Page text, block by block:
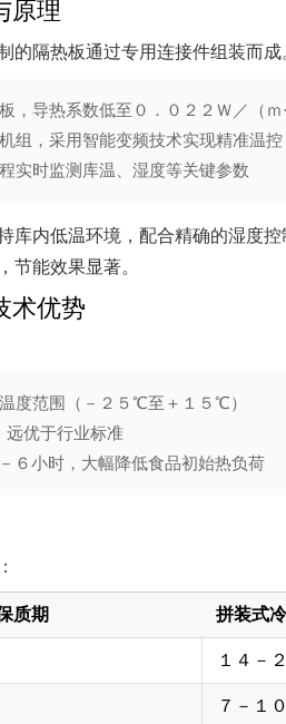
原理
的隔热板通过专用连接件组装而成
，导热系数低至０．０２２Ｗ／（
组，采用智能变频技术实现精准温控
实时监测库温、湿度等关键参数
库内低温环境，配合精确的湿度
节能效果显著。
术优势
度范围（－２５℃至＋１５℃）
优于行业标准
６小时，大幅降低食品初始热负荷
质期 拼装式
１４－
７－１